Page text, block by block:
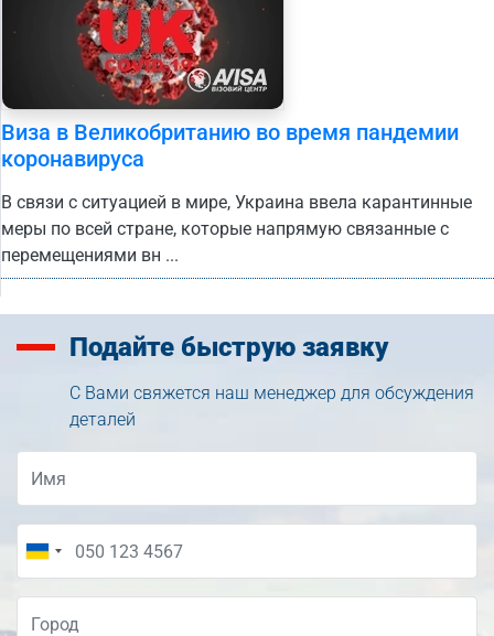
Виза в Великобританию во время пандемии
коронавируса
В связи с ситуацией в мире, Украина ввела карантинные
меры по всей стране, которые напрямую связанные с
перемещениями вн ...
Подайте быструю заявку
С Вами свяжется наш менеджер для обсуждения
деталей